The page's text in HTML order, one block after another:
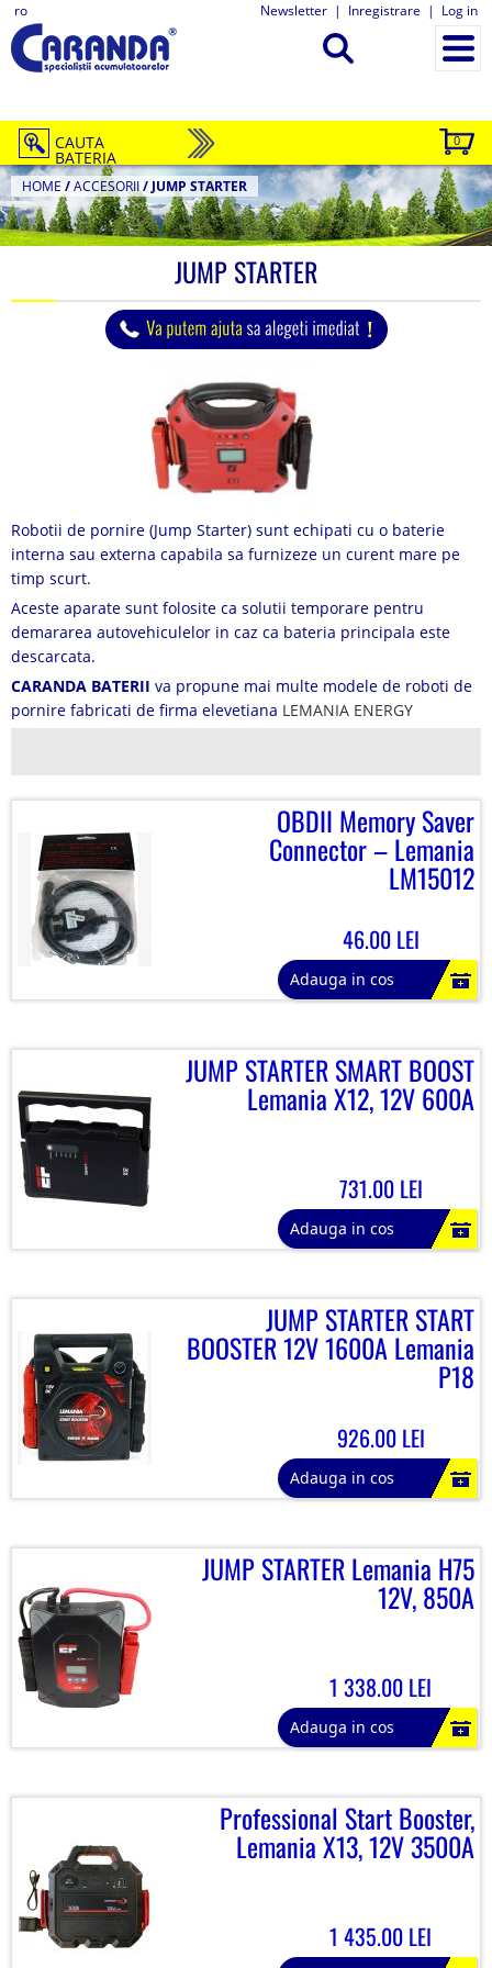
ro Newsletter | Inregistrare | Log in
0
CAUTA
BATERIA
HOME /ACCESORII/ JUMP STARTER
JUMP STARTER
Robotii de pornire (Jump Starter) sunt echipati cu o baterie
interna sau externa capabila sa furnizeze un curent mare pe
timp scurt.
Aceste aparate sunt folosite ca solutii temporare pentru
demararea autovehiculelor in caz ca bateria principala este
descarcata.
CARANDA BATERII va propune mai multe modele de roboti de
pornire fabricati de firma elevetiana LEMANIA ENERGY
OBDII Memory Saver
Connector – Lemania
LM15012
46.00 LEI
Adauga in cos
JUMP STARTER SMART BOOST
Lemania X12, 12V 600A
731.00 LEI
Adauga in cos
JUMP STARTER START
BOOSTER 12V 1600A Lemania
P18
926.00 LEI
Adauga in cos
JUMP STARTER Lemania H75
12V, 850A
1 338.00 LEI
Adauga in cos
Professional Start Booster,
Lemania X13, 12V 3500A
1 435.00 LEI